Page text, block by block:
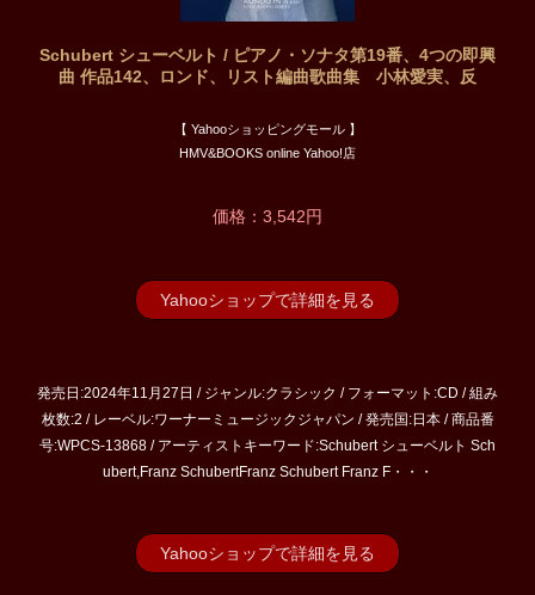
Schubert シューベルト / ピアノ・ソナタ第19番、4つの即興
曲 作品142、ロンド、リスト編曲歌曲集 小林愛実、反
【 Yahooショッピングモール 】
HMV&BOOKS online Yahoo!店
価格：3,542円
Yahooショップで詳細を見る
発売日:2024年11月27日 / ジャンル:クラシック / フォーマット:CD / 組み
枚数:2 / レーベル:ワーナーミュージックジャパン / 発売国:日本 / 商品番
号:WPCS-13868 / アーティストキーワード:Schubert シューベルト Sch
ubert,Franz SchubertFranz Schubert Franz F・・・
Yahooショップで詳細を見る